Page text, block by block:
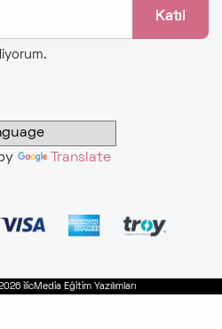
Translate
ilicMedia Eğitim Yazılımları